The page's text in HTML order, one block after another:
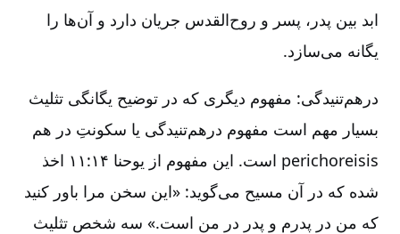
ابد بین پدر، پسر و روح‌القدس جریان دارد و آن‌ها را
یگانه می‌سازد.
درهم‌تنیدگی: مفهوم دیگری که در توضیح یگانگی تثلیث
بسیار مهم است مفهوم درهم‌تنیدگی یا سکونتِ در هم
perichoreisis است. این مفهوم از یوحنا ۱۴:‏۱۱ اخذ
شده که در آن مسیح می‌گوید: «این سخن مرا باور کنید
که من در پدرم و پدر در من است.» سه شخص تثلیث